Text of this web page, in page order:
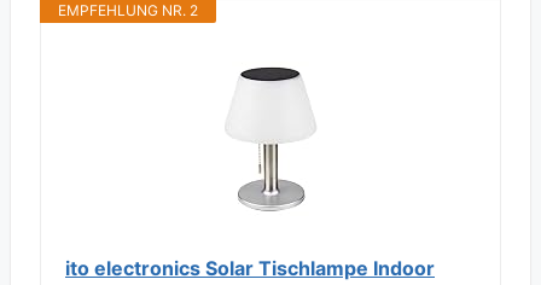
EMPFEHLUNG NR. 2
ito electronics Solar Tischlampe Indoor